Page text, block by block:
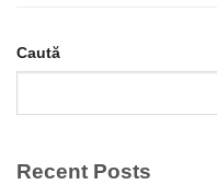
Caută
Recent Posts